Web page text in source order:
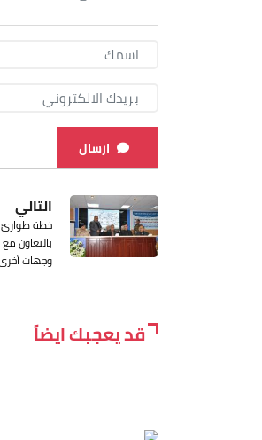
ارسال
التالي
خطة طوارئ
بالتعاون
وجهات
قد يعجبك ايضاً